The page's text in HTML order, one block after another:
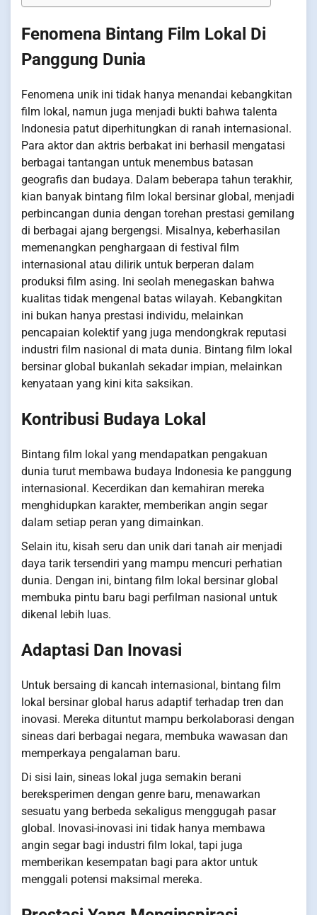
Fenomena Bintang Film Lokal Di
Panggung Dunia
Fenomena unik ini tidak hanya menandai kebangkitan
film lokal, namun juga menjadi bukti bahwa talenta
Indonesia patut diperhitungkan di ranah internasional.
Para aktor dan aktris berbakat ini berhasil mengatasi
berbagai tantangan untuk menembus batasan
geografis dan budaya. Dalam beberapa tahun terakhir,
kian banyak bintang film lokal bersinar global, menjadi
perbincangan dunia dengan torehan prestasi gemilang
di berbagai ajang bergengsi. Misalnya, keberhasilan
memenangkan penghargaan di festival film
internasional atau dilirik untuk berperan dalam
produksi film asing. Ini seolah menegaskan bahwa
kualitas tidak mengenal batas wilayah. Kebangkitan
ini bukan hanya prestasi individu, melainkan
pencapaian kolektif yang juga mendongkrak reputasi
industri film nasional di mata dunia. Bintang film lokal
bersinar global bukanlah sekadar impian, melainkan
kenyataan yang kini kita saksikan.
Kontribusi Budaya Lokal
Bintang film lokal yang mendapatkan pengakuan
dunia turut membawa budaya Indonesia ke panggung
internasional. Kecerdikan dan kemahiran mereka
menghidupkan karakter, memberikan angin segar
dalam setiap peran yang dimainkan.
Selain itu, kisah seru dan unik dari tanah air menjadi
daya tarik tersendiri yang mampu mencuri perhatian
dunia. Dengan ini, bintang film lokal bersinar global
membuka pintu baru bagi perfilman nasional untuk
dikenal lebih luas.
Adaptasi Dan Inovasi
Untuk bersaing di kancah internasional, bintang film
lokal bersinar global harus adaptif terhadap tren dan
inovasi. Mereka dituntut mampu berkolaborasi dengan
sineas dari berbagai negara, membuka wawasan dan
memperkaya pengalaman baru.
Di sisi lain, sineas lokal juga semakin berani
bereksperimen dengan genre baru, menawarkan
sesuatu yang berbeda sekaligus menggugah pasar
global. Inovasi-inovasi ini tidak hanya membawa
angin segar bagi industri film lokal, tapi juga
memberikan kesempatan bagi para aktor untuk
menggali potensi maksimal mereka.